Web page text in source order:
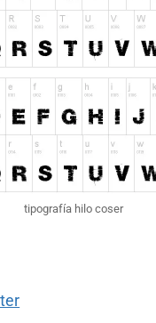
tipografía hilo coser